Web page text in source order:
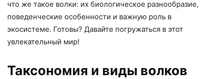
что же такое волки: их биологическое разнообразие,
поведенческие особенности и важную роль в
экосистеме. Готовы? Давайте погружаться в этот
увлекательный мир!
Таксономия и виды волков